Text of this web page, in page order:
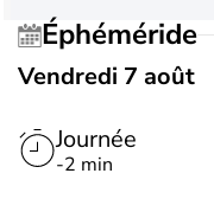
Éphéméride
Vendredi 7 août
Journée
-2 min